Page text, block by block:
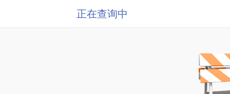
正在查询中